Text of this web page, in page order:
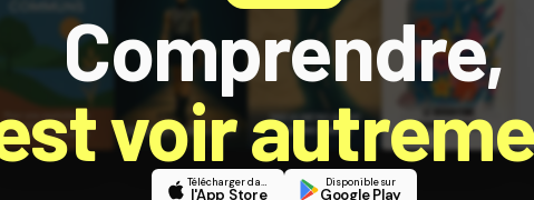
Comprendre,
voir
Télécharger dans
l'App Store
Disponible sur
Google Play